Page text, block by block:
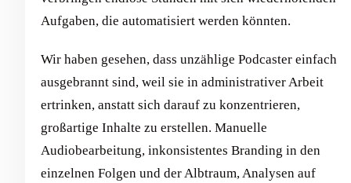
Aufgaben, die automatisiert werden könnten.
Wir haben gesehen, dass unzählige Podcaster einfach
ausgebrannt sind, weil sie in administrativer Arbeit
ertrinken, anstatt sich darauf zu konzentrieren,
großartige Inhalte zu erstellen. Manuelle
Audiobearbeitung, inkonsistentes Branding in den
einzelnen Folgen und der Albtraum, Analysen auf